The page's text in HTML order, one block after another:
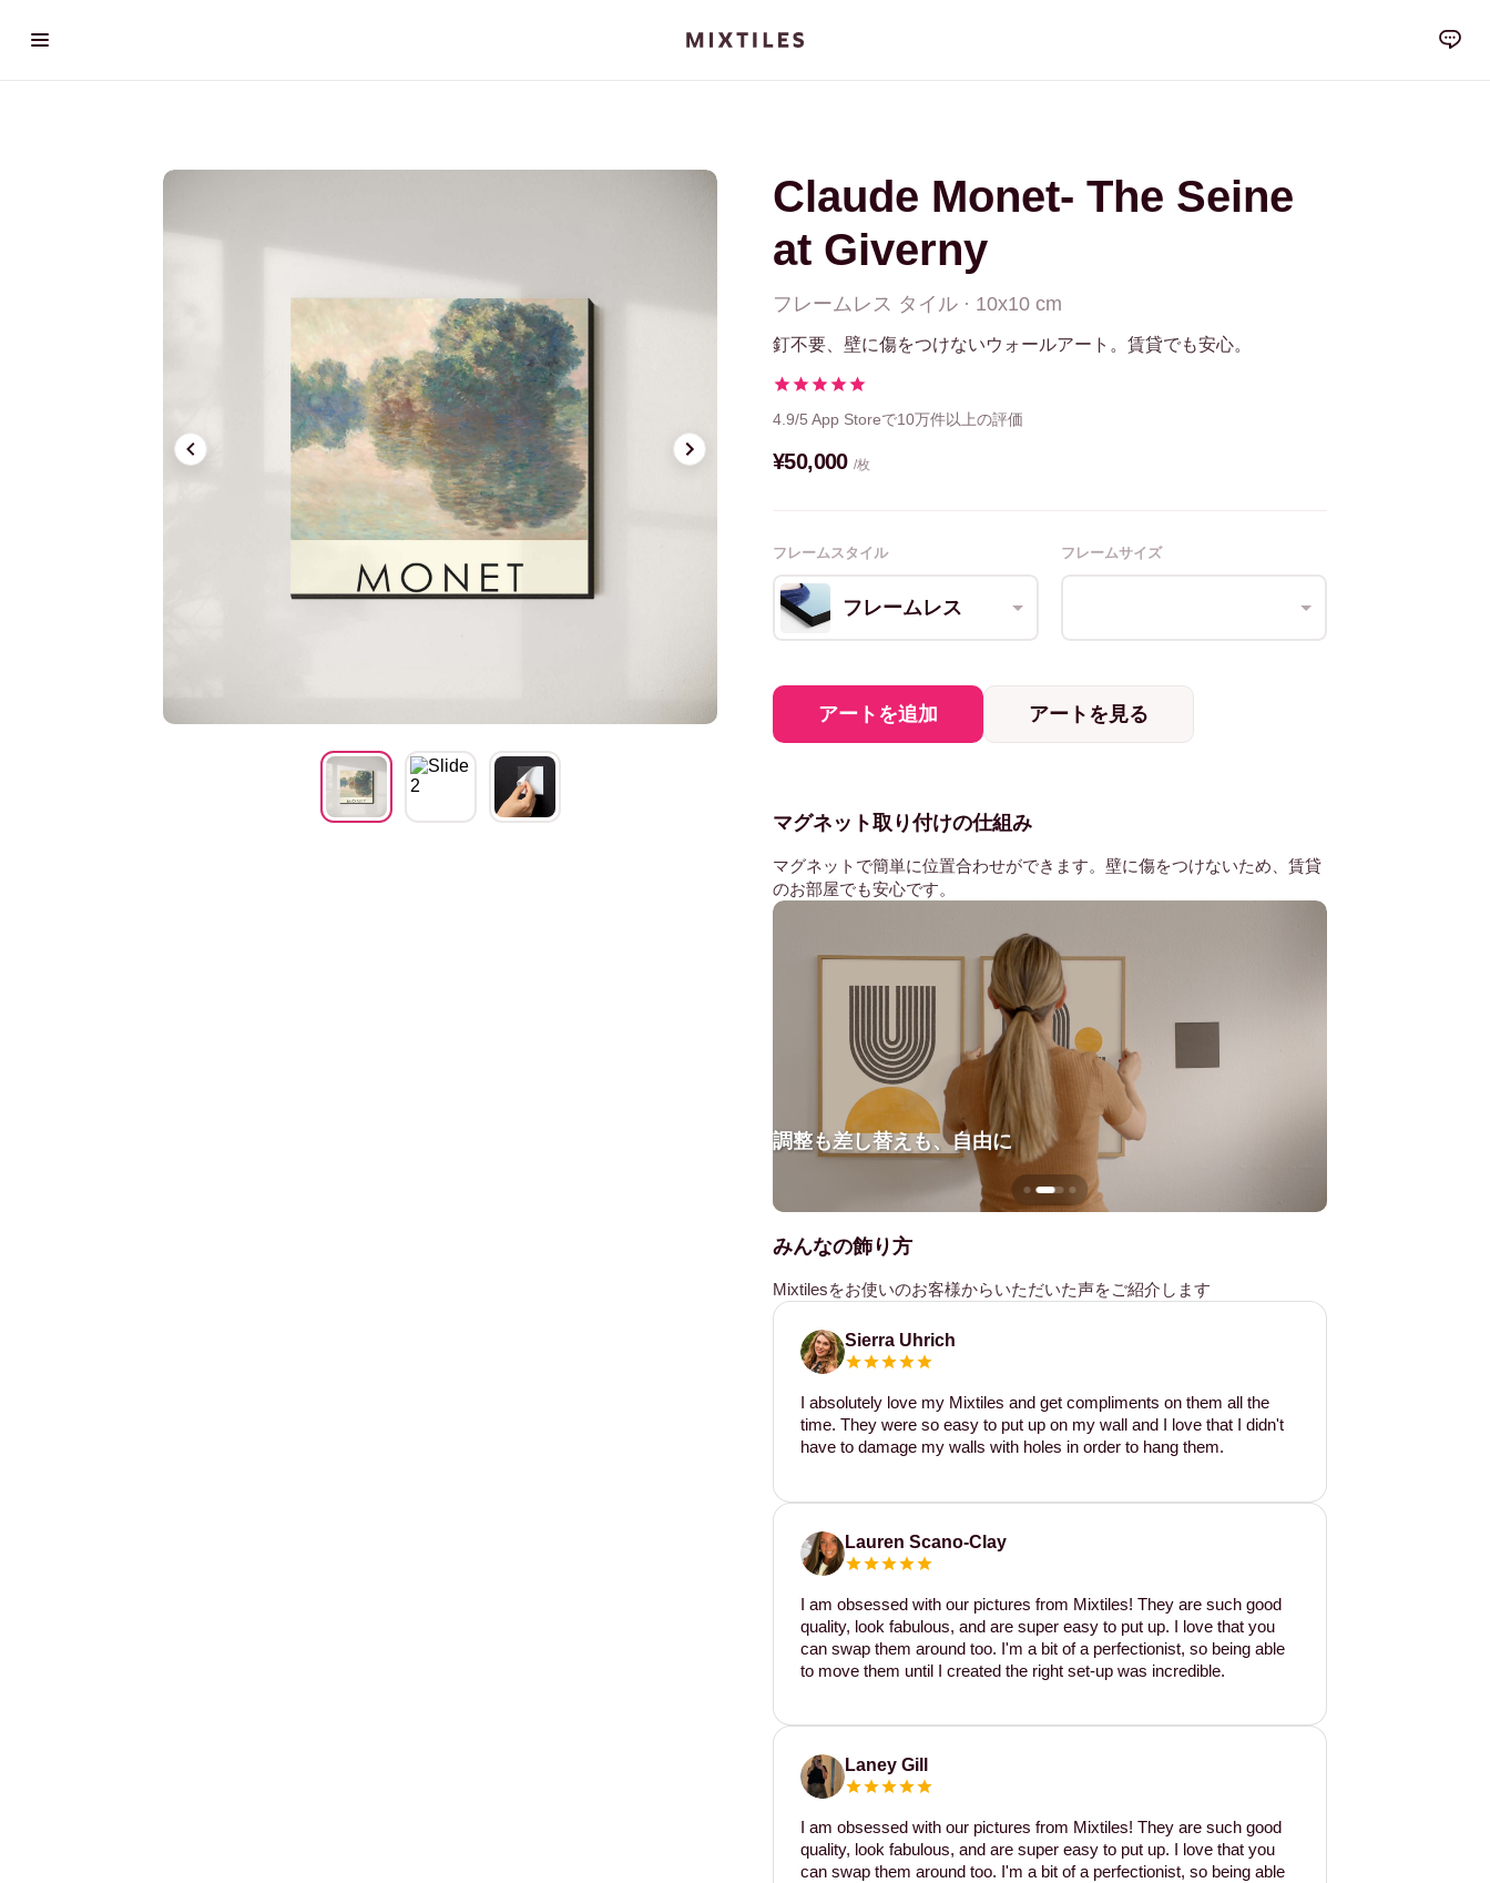
Claude Monet- The Seine
at Giverny
フレームレス タイル · 10x10 cm
釘不要、壁に傷をつけないウォールアート。賃貸でも安心。
4.9/5 App Storeで10万件以上の評価
¥50,000 /枚
フレームスタイル フレームサイズ
フレームレス
アートを追加 アートを見る
マグネット取り付けの仕組み
マグネットで簡単に位置合わせができます。壁に傷をつけないため、賃貸
のお部屋でも安心です。
調整も差し替えも、自由に
みんなの飾り方
Mixtilesをお使いのお客様からいただいた声をご紹介します
Sierra Uhrich
I absolutely love my Mixtiles and get compliments on them all the
time. They were so easy to put up on my wall and I love that I didn't
have to damage my walls with holes in order to hang them.
Lauren Scano-Clay
I am obsessed with our pictures from Mixtiles! They are such good
quality, look fabulous, and are super easy to put up. I love that you
can swap them around too. I'm a bit of a perfectionist, so being able
to move them until I created the right set-up was incredible.
Laney Gill
I am obsessed with our pictures from Mixtiles! They are such good
quality, look fabulous, and are super easy to put up. I love that you
can swap them around too. I'm a bit of a perfectionist, so being able